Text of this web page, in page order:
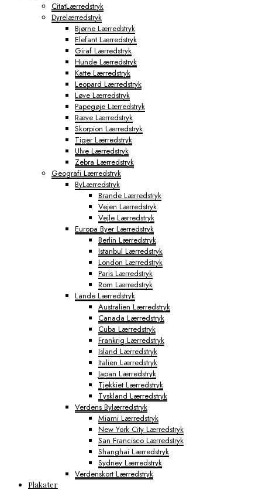
CitatLærredstryk
Dyrelærredstryk
Bjørne Lærredstryk
Elefant Lærredstryk
Giraf Lærredstryk
Hunde Lærredstryk
Katte Lærredstryk
Leopard Lærredstryk
Løve Lærredstryk
Papegøje Lærredstryk
Ræve Lærredstryk
Skorpion Lærredstryk
Tiger Lærredstryk
Ulve Lærredstryk
Zebra Lærredstryk
Geografi Lærredstryk
ByLærredstryk
Brande Lærredstryk
Vejen Lærredstryk
Vejle Lærredstryk
Europa Byer Lærredstryk
Berlin Lærredstryk
Istanbul Lærredstryk
London Lærredstryk
Paris Lærredstryk
Rom Lærredstryk
Lande Lærredstryk
Australien Lærredstryk
Canada Lærredstryk
Cuba Lærredstryk
Frankrig Lærredstryk
Island Lærredstryk
Italien Lærredstryk
Japan Lærredstryk
Tjekkiet Lærredstryk
Tyskland Lærredstryk
Verdens Bylærredstryk
Miami Lærredstryk
New York City Lærredstryk
San Francisco Lærredstryk
Shanghai Lærredstryk
Sydney Lærredstryk
Verdenskort Lærredstryk
Plakater